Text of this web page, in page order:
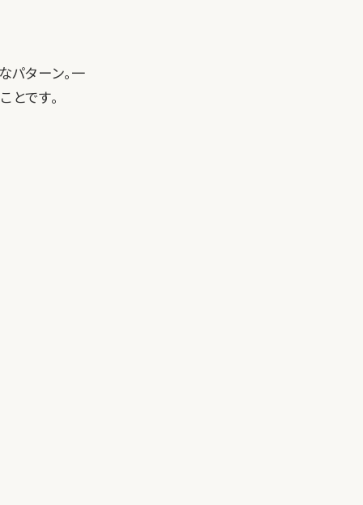
パターン。一
とです。